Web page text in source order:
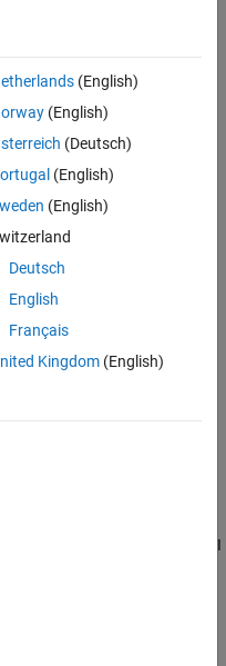
Modulationsklassifizierung
Learning
LE node by using RSSI
(English)
(English)
(Deutsch)
(English)
(English)
Deutsch
English
Français
Kingdom(English)